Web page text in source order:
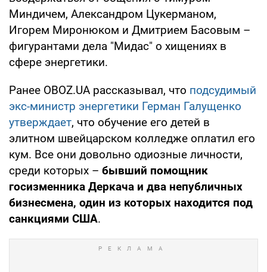
Миндичем, Александром Цукерманом,
Игорем Миронюком и Дмитрием Басовым –
фигурантами дела "Мидас" о хищениях в
сфере энергетики.
Ранее OBOZ.UA рассказывал, что подсудимый
экс-министр энергетики Герман Галущенко
утверждает, что обучение его детей в
элитном швейцарском колледже оплатил его
кум. Все они довольно одиозные личности,
среди которых – бывший помощник
госизменника Деркача и два непубличных
бизнесмена, один из которых находится под
санкциями США.